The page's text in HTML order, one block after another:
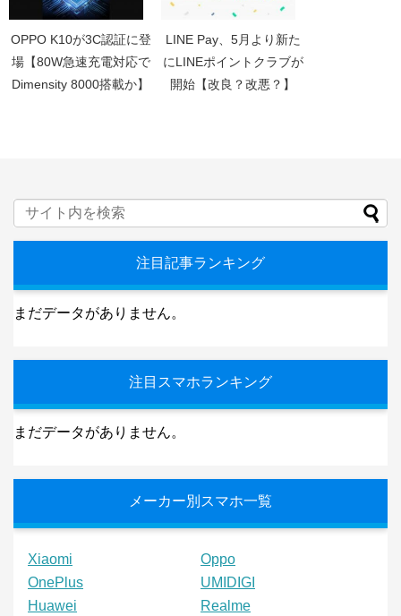
OPPO K10が3C認証に登
場【80W急速充電対応で
Dimensity 8000搭載か】
LINE Pay、5月より新た
にLINEポイントクラブが
開始【改良？改悪？】
注目記事ランキング
まだデータがありません。
注目スマホランキング
まだデータがありません。
メーカー別スマホ一覧
Xiaomi
Oppo
OnePlus
UMIDIGI
Huawei
Realme